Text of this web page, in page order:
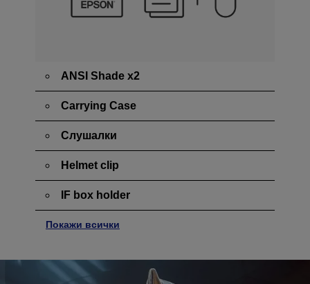
ANSI Shade x2
Carrying Case
Слушалки
Helmet clip
IF box holder
Покажи всички